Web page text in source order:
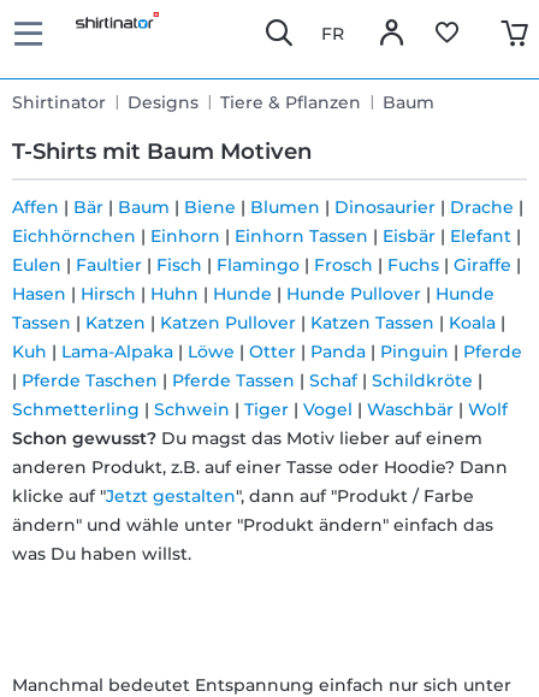
FR
Shirtinator Designs Tiere & Pflanzen Baum
T-Shirts mit Baum Motiven
Schnelle
Lieferung
30 Tage
Umtauschrecht
Rückgaberecht
Häufige
Affen | Bär | Baum | Biene | Blumen | Dinosaurier | Drache |
Eichhörnchen | Einhorn | Einhorn Tassen | Eisbär | Elefant |
Eulen | Faultier | Fisch | Flamingo | Frosch | Fuchs | Giraffe |
Hasen | Hirsch | Huhn | Hunde | Hunde Pullover | Hunde
Tassen | Katzen | Katzen Pullover | Katzen Tassen | Koala |
Kuh | Lama-Alpaka | Löwe | Otter | Panda | Pinguin | Pferde
| Pferde Taschen | Pferde Tassen | Schaf| Schildkröte |
Schmetterling | Schwein | Tiger | Vogel | Waschbär | Wolf
Schon gewusst? Du magst das Motiv lieber auf einem
anderen Produkt, z.B. auf einer Tasse oder Hoodie? Dann
klicke auf "Jetzt gestalten", dann auf "Produkt / Farbe
ändern" und wähle unter "Produkt ändern" einfach das
was Du haben willst.
Manchmal bedeutet Entspannung einfach nur sich unter